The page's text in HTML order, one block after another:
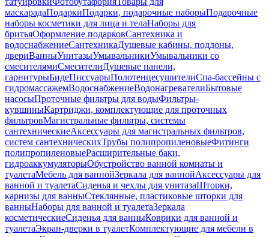
маскарадаПодаркиПодарки, подарочные наборыПодарочные
наборы косметики для лица и телаНаборы для
бритьяОформление подарковСантехника и
водоснабжениеСантехникаДушевые кабины, поддоны,
двериВанныУнитазыУмывальникиУмывальники со
смесителямиСмесителиДушевые панели,
гарнитурыБидеПиссуарыПолотенцесушителиСпа-бассейны с
гидромассажемВодоснабжениеВодонагревателиБытовые
насосыПроточные фильтры для водыФильтры-
кувшиныКартриджи, комплектующие для проточных
фильтровМагистральные фильтры, системы
сантехническиеАксессуары для магистральных фильтров,
систем сантехническихТрубы полипропиленовыеФитинги
полипропиленовыеРасширительные баки,
гидроаккумуляторыОбустройство ванной комнаты и
туалетаМебель для ваннойЗеркала для ваннойАксессуары для
ванной и туалетаСиденья и чехлы для унитазаШторки,
карнизы для ванныСтеклянные, пластиковые шторки для
ванныНаборы для ванной и туалетаЗеркала
косметическиеСиденья для ванныКоврики для ванной и
туалетаЭкран-дверки в туалетКомплектующие для мебели в